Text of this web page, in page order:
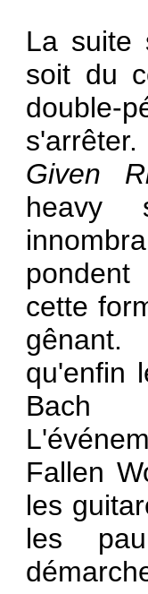
La suite
soit du
double-
Given
heavy
cette
gênant.
qu'enfin
Bach
Fallen
les
les